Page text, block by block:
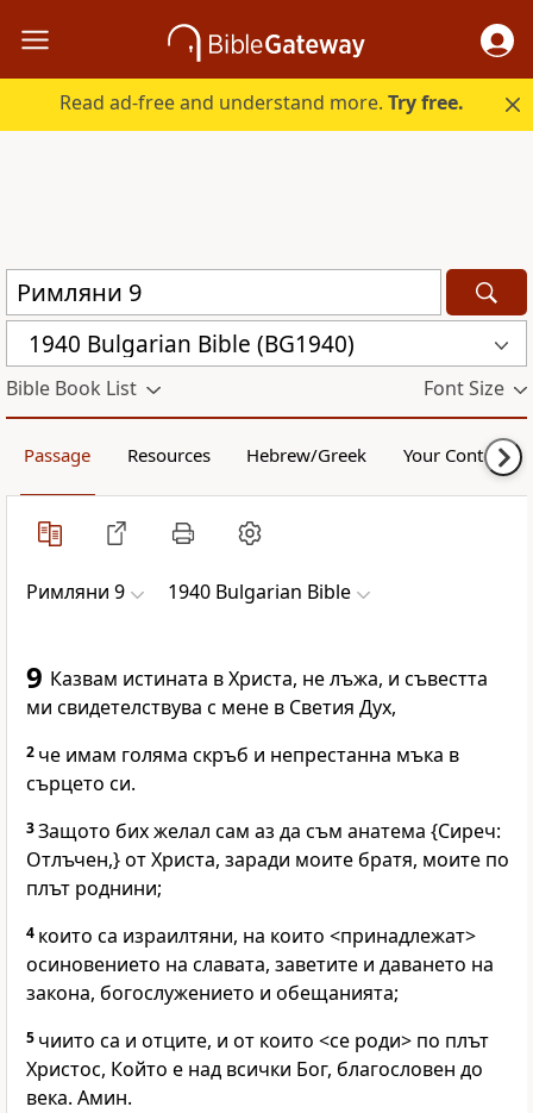
Read ad-free and understand more.Try free.
1940 Bulgarian Bible (BG1940)
Bible Book List Font Size
Passage Resources Hebrew/Greek Your Content
Римляни 9 1940 Bulgarian Bible
9 Казвам истината в Христа, не лъжа, и съвестта
ми свидетелствува с мене в Светия Дух,
2 че имам голяма скръб и непрестанна мъка в
сърцето си.
3Защото бих желал сам аз да съм анатема {Сиреч:
Отлъчен,} от Христа, заради моите братя, моите по
плът роднини;
4 които са израилтяни, на които <принадлежат>
осиновението на славата, заветите и даването на
закона, богослужението и обещанията;
5 чиито са и отците, и от които <се роди> по плът
Христос, Който е над всички Бог, благословен до
века. Амин.